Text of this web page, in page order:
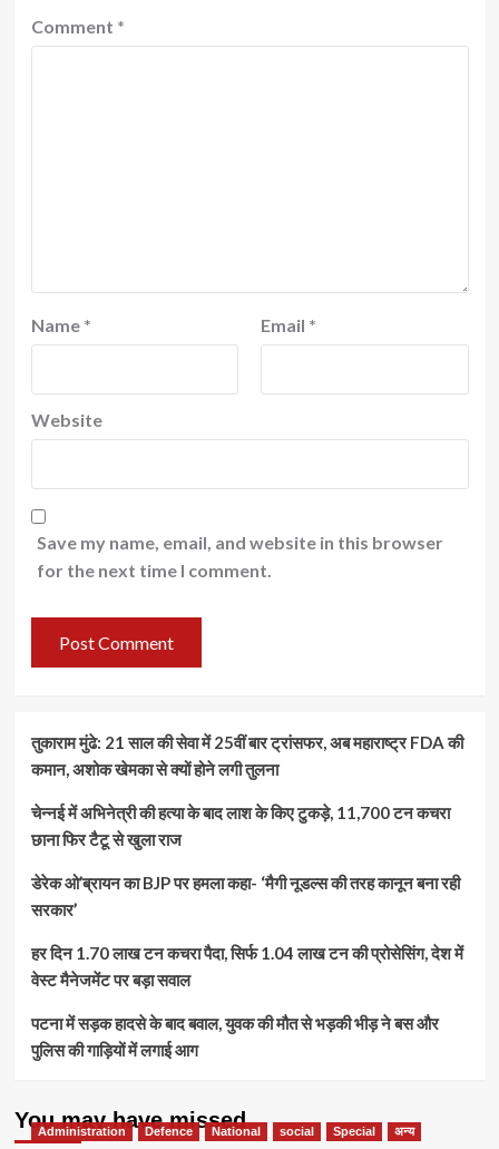
Comment *
Name * Email *
Website
Save my name, email, and website in this browser
for the next time I comment.
तुकाराम मुंढे: 21 साल की सेवा में 25वीं बार ट्रांसफर, अब महाराष्ट्र FDA की
कमान, अशोक खेमका से क्यों होने लगी तुलना
चेन्नई में अभिनेत्री की हत्या के बाद लाश के किए टुकड़े, 11,700 टन कचरा
छाना फिर टैटू से खुला राज
डेरेक ओ’ब्रायन का BJP पर हमला कहा- ‘मैगी नूडल्स की तरह कानून बना रही
सरकार’
हर दिन 1.70 लाख टन कचरा पैदा, सिर्फ 1.04 लाख टन की प्रोसेसिंग, देश में
वेस्ट मैनेजमेंट पर बड़ा सवाल
पटना में सड़क हादसे के बाद बवाल, युवक की मौत से भड़की भीड़ ने बस और
पुलिस की गाड़ियों में लगाई आग
You may have missed
Administration Defence National social Special अन्य